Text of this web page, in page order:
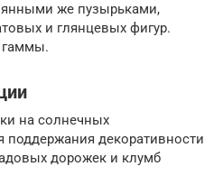
же пузырьками,
и глянцевых фигур.
гаммы.
на солнечных
поддержания декоративности
дорожек и клумб